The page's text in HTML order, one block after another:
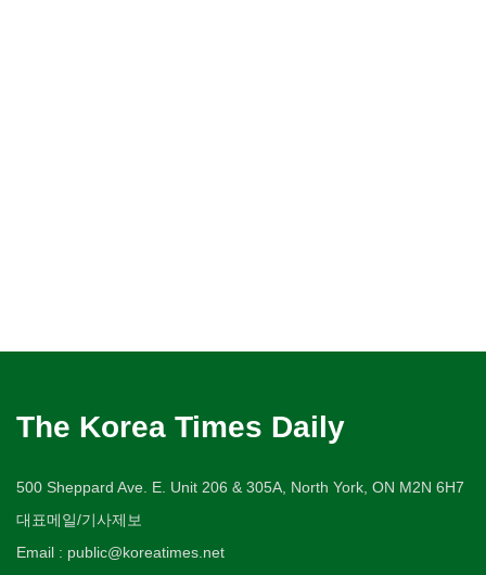
The Korea Times Daily
500 Sheppard Ave. E. Unit 206 & 305A, North York, ON M2N 6H7
대표메일/기사제보
Email : public@koreatimes.net